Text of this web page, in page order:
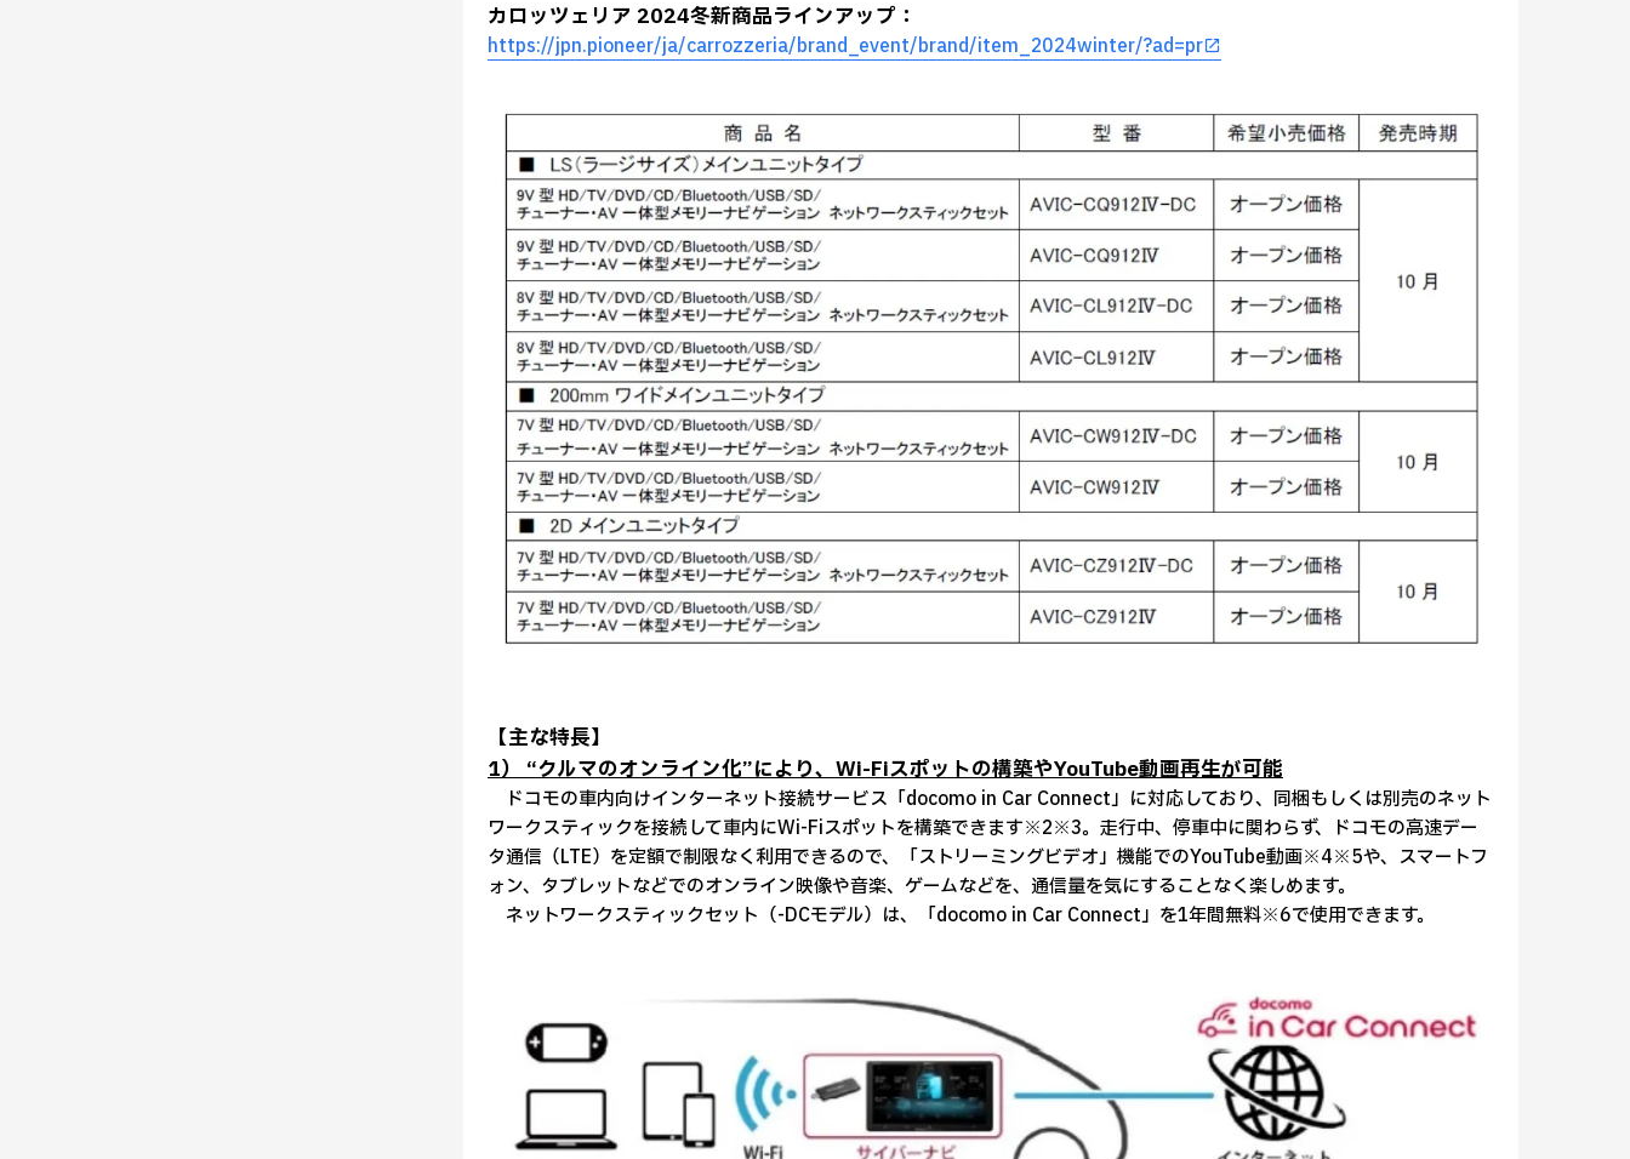
カロッツェリア 2024冬新商品ラインアップ：
https://jpn.pioneer/ja/carrozzeria/brand_event/brand/item_2024winter/?ad=pr
【主な特長】
1） “クルマのオンライン化”により、Wi-Fiスポットの構築やYouTube動画再生が可能
ドコモの車内向けインターネット接続サービス「docomo in Car Connect」に対応しており、同梱もしくは別売のネット
ワークスティックを接続して車内にWi-Fiスポットを構築できます※2※3。走行中、停車中に関わらず、ドコモの高速デー
タ通信（LTE）を定額で制限なく利用できるので、「ストリーミングビデオ」機能でのYouTube動画※4※5や、スマートフ
ォン、タブレットなどでのオンライン映像や音楽、ゲームなどを、通信量を気にすることなく楽しめます。
ネットワークスティックセット（-DCモデル）は、「docomo in Car Connect」を1年間無料※6で使用できます。